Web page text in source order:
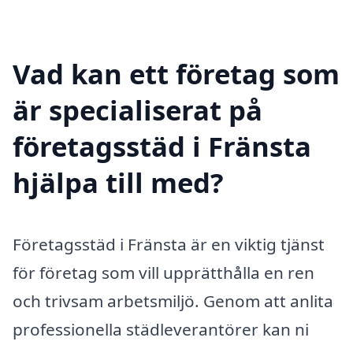
Vad kan ett företag som
är specialiserat på
företagsstäd i Fränsta
hjälpa till med?
Företagsstäd i Fränsta är en viktig tjänst
för företag som vill upprätthålla en ren
och trivsam arbetsmiljö. Genom att anlita
professionella städleverantörer kan ni